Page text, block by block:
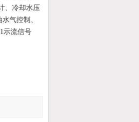
、冷却水压
气控制、
示流信号